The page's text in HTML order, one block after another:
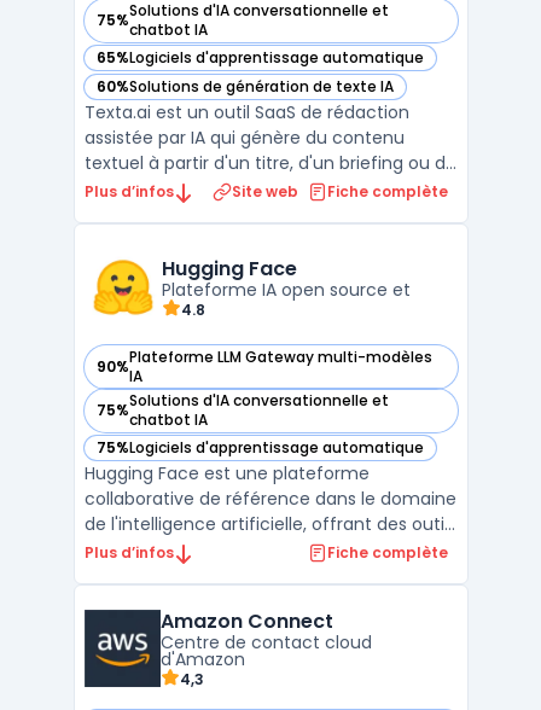
75%Solutions d'IA conversationnelle et
chatbot IA
— voir Texta.ai dans cette catégorie
65%Logiciels d'apprentissage automatique
— voir Texta.ai dans cette catégorie
60%Solutions de génération de texte IA
— voir Texta.ai dans cette catégorie
Texta.ai est un outil SaaS de rédaction
assistée par IA qui génère du contenu
textuel à partir d'un titre, d'un briefing ou de
mots-clés. La plateforme couvre les
publicitaires (Facebook Ads, Google Ads) et
les posts ...
Plus d’infos Site web Fiche complète
Hugging Face
Plateforme IA open source et
4.8
90%Plateforme LLM Gateway multi-modèles
IA
— voir Hugging Face dans cette catégorie
75%Solutions d'IA conversationnelle et
chatbot IA
— voir Hugging Face dans cette catégorie
75%Logiciels d'apprentissage automatique
— voir Hugging Face dans cette catégorie
Hugging Face est une plateforme
collaborative de référence dans le domaine
de l'intelligence artificielle, offrant des outils
et des modèles avancés pour des
d'apprentissage automatique et de jeux de
données, permettant aux ...
Plus d’infos Fiche complète
Amazon Connect
Centre de contact cloud
d'Amazon
4,3